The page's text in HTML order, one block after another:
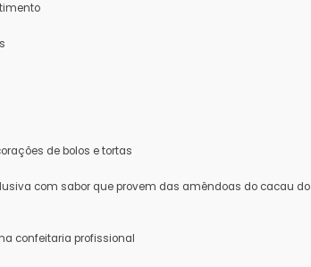
de bolos e tortas
com sabor que provem das amêndoas do cacau do
confeitaria profissional